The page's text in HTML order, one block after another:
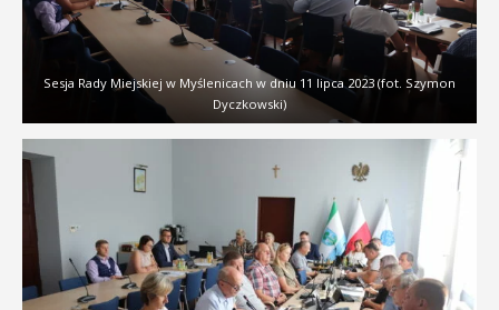
Sesja Rady Miejskiej w Myślenicach w dniu 11 lipca 2023 (fot. Szymon
Dyczkowski)